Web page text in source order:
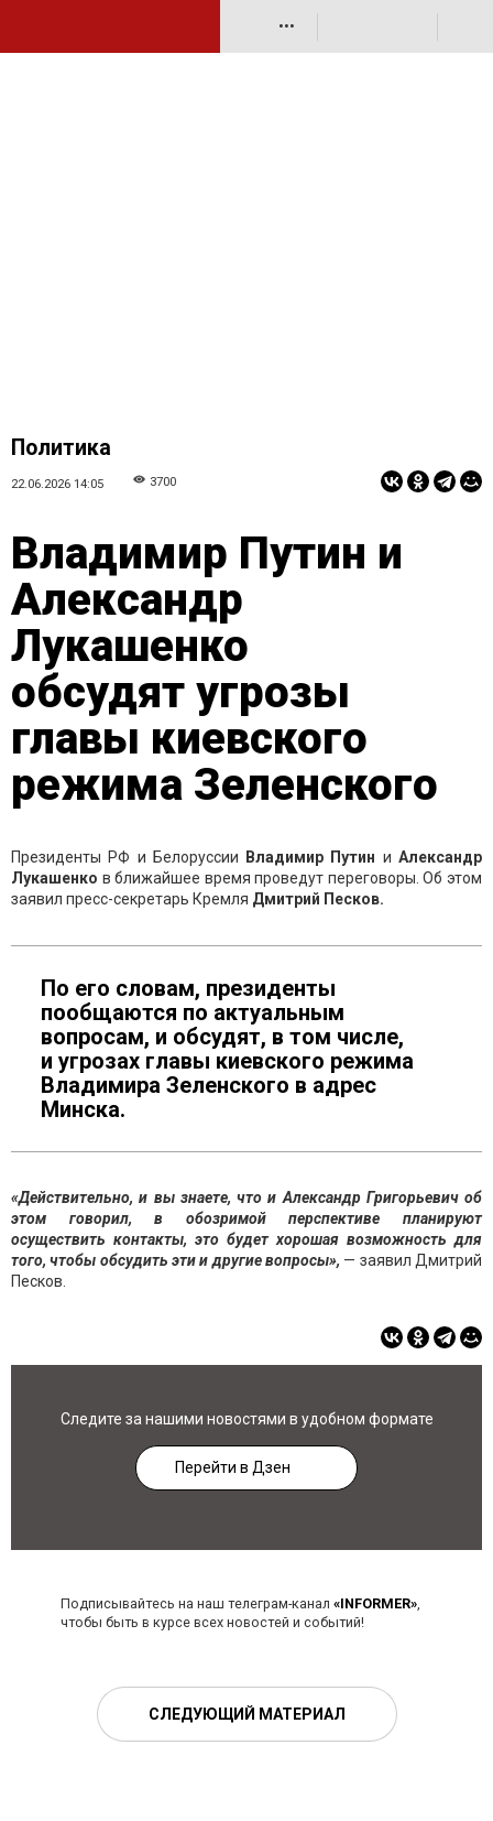
•••
Политика
22.06.2026 14:05 3700
Владимир Путин и
Александр
Лукашенко
обсудят угрозы
главы киевского
режима Зеленского
Президенты РФ и Белоруссии Владимир Путин иАлександр
Лукашенко в ближайшее время проведут переговоры. Об этом
заявил пресс-секретарь Кремля Дмитрий Песков.
По его словам, президенты
пообщаются по актуальным
вопросам, и обсудят, в том числе,
и угрозах главы киевского режима
Владимира Зеленского в адрес
Минска.
«Действительно, и вы знаете, что и Александр Григорьевич об
этом говорил, в обозримой перспективе планируют
осуществить контакты, это будет хорошая возможность для
того, чтобы обсудить эти и другие вопросы», — заявил Дмитрий
Песков.
Следите за нашими новостями в удобном формате
Перейти в Дзен
Подписывайтесь на наш телеграм-канал «INFORMER»,
чтобы быть в курсе всех новостей и событий!
СЛЕДУЮЩИЙ МАТЕРИАЛ